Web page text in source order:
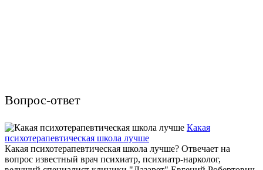
Вопрос-ответ
Какая
психотерапевтическая школа лучше
Какая психотерапевтическая школа лучше? Отвечает на
вопрос известный врач психиатр, психиатр-нарколог,